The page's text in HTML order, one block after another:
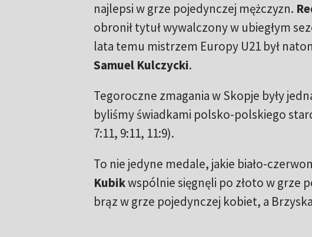
najlepsi w grze pojedynczej mężczyzn.
obronił tytuł wywalczony w ubiegłym
lata temu mistrzem Europy U21 był
Samuel Kulczycki.
Tegoroczne zmagania w Skopje były
byliśmy świadkami polsko-polskiego
7:11, 9:11, 11:9).
To nie jedyne medale, jakie biało-
Kubikwspólnie sięgnęli po złoto w grze
brąz w grze pojedynczej kobiet, a